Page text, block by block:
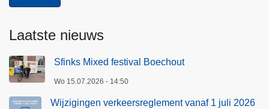
Laatste nieuws
Sfinks Mixed festival Boechout
Wo 15.07.2026 - 14:50
Wijzigingen verkeersreglement vanaf 1 juli 2026